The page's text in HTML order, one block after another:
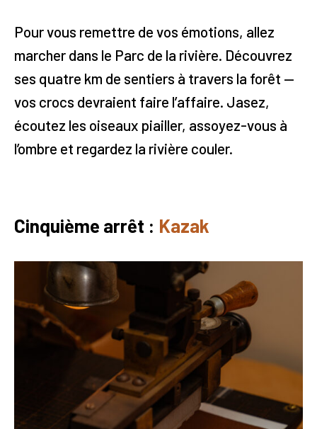
Pour vous remettre de vos émotions, allez
marcher dans le Parc de la rivière. Découvrez
ses quatre km de sentiers à travers la forêt —
vos crocs devraient faire l’affaire. Jasez,
écoutez les oiseaux piailler, assoyez-vous à
l’ombre et regardez la rivière couler.
Cinquième arrêt : Kazak